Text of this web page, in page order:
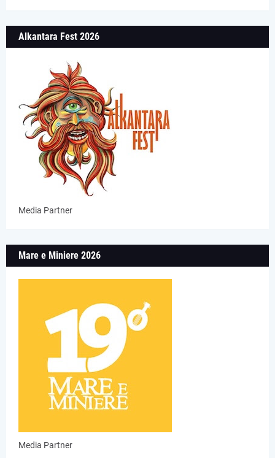
Alkantara Fest 2026
Media Partner
Mare e Miniere 2026
Media Partner